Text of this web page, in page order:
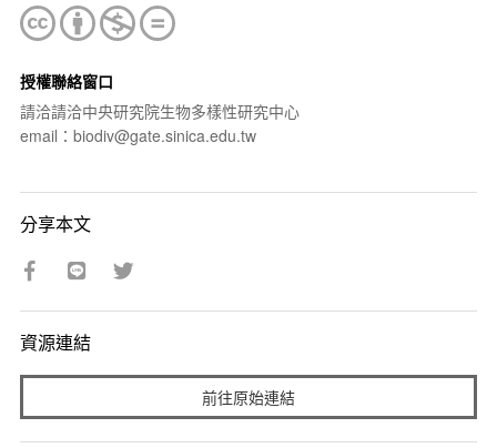
授權聯絡窗口
請洽請洽中央研究院生物多樣性研究中心
email：biodiv@gate.sinica.edu.tw
分享本文
資源連結
前往原始連結